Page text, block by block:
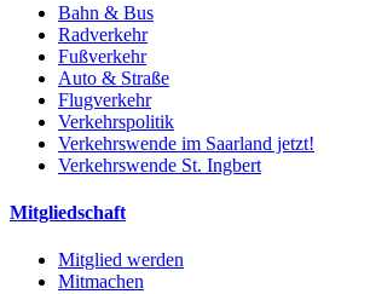
Bahn & Bus
Radverkehr
Fußverkehr
Auto & Straße
Flugverkehr
Verkehrspolitik
Verkehrswende im Saarland jetzt!
Verkehrswende St. Ingbert
Mitgliedschaft
Mitglied werden
Mitmachen